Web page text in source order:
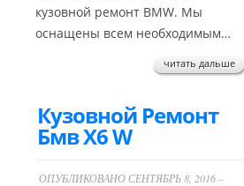
кузовной ремонт BMW. Мы
оснащены всем необходимым…
читать дальше
Кузовной Ремонт
Бмв Х6 W
ОПУБЛИКОВАНО СЕНТЯБРЬ 8, 2016 –